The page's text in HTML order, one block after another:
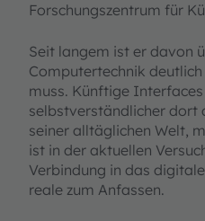
Forschungszentrum für
Seit langem ist er davon
Computertechnik
muss. Künftige
selbstverständlicher dort
seiner alltäglichen Welt,
ist in der aktuellen
Verbindung in das
reale zum Anfassen.